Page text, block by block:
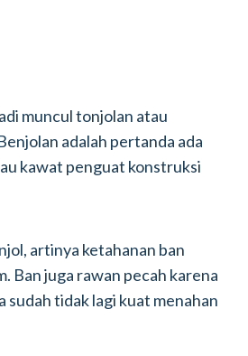
muncul tonjolan atau
adalah pertanda ada
kawat penguat konstruksi
artinya ketahanan ban
Ban juga rawan pecah karena
sudah tidak lagi kuat menahan